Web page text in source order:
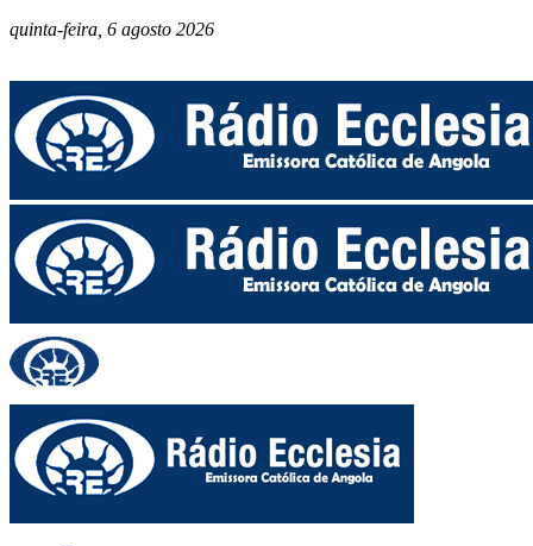
quinta-feira, 6 agosto 2026